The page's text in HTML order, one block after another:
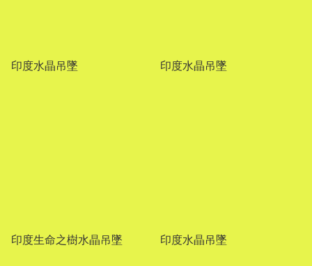
印度水晶吊墜 印度水晶吊墜
印度生命之樹水晶吊墜 印度水晶吊墜